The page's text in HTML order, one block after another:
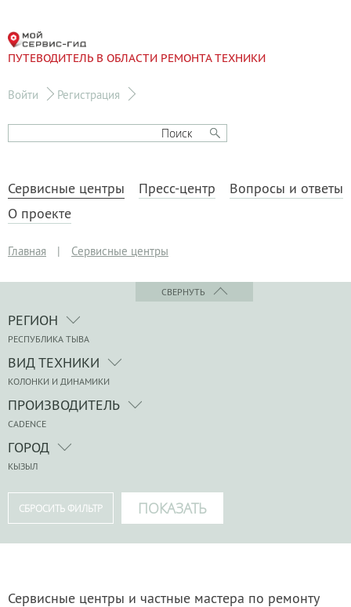
ПУТЕВОДИТЕЛЬ В ОБЛАСТИ РЕМОНТА ТЕХНИКИ
Войти Регистрация
Сервисные центры Пресс-центр
Вопросы и ответы
О проекте
Главная | Сервисные центры
СВЕРНУТЬ
РЕГИОН
РЕСПУБЛИКА ТЫВА
ВИД ТЕХНИКИ
КОЛОНКИ И ДИНАМИКИ
ПРОИЗВОДИТЕЛЬ
CADENCE
ГОРОД
КЫЗЫЛ
Сервисные центры и частные мастера по ремонту